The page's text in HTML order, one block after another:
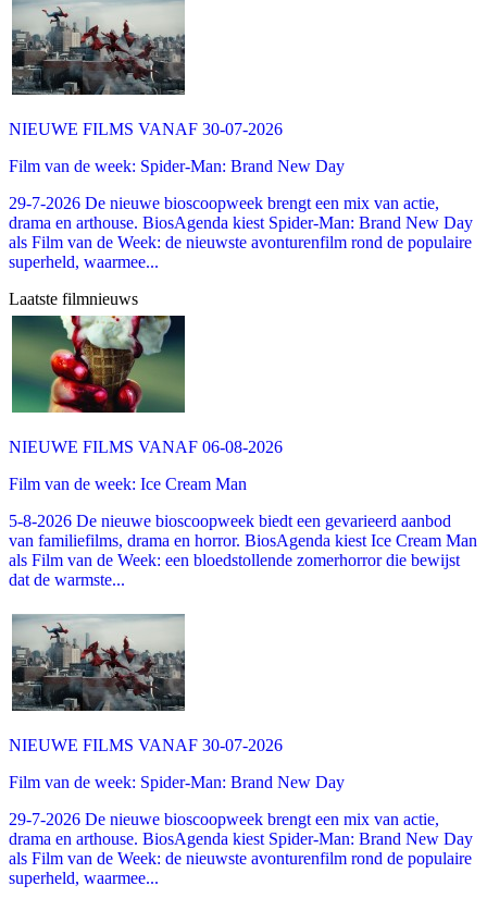
NIEUWE FILMS VANAF 30-07-2026
Film van de week: Spider-Man: Brand New Day
29-7-2026 De nieuwe bioscoopweek brengt een mix van actie,
drama en arthouse. BiosAgenda kiest Spider-Man: Brand New Day
als Film van de Week: de nieuwste avonturenfilm rond de populaire
superheld, waarmee...
Laatste filmnieuws
NIEUWE FILMS VANAF 06-08-2026
Film van de week: Ice Cream Man
5-8-2026 De nieuwe bioscoopweek biedt een gevarieerd aanbod
van familiefilms, drama en horror. BiosAgenda kiest Ice Cream Man
als Film van de Week: een bloedstollende zomerhorror die bewijst
dat de warmste...
NIEUWE FILMS VANAF 30-07-2026
Film van de week: Spider-Man: Brand New Day
29-7-2026 De nieuwe bioscoopweek brengt een mix van actie,
drama en arthouse. BiosAgenda kiest Spider-Man: Brand New Day
als Film van de Week: de nieuwste avonturenfilm rond de populaire
superheld, waarmee...